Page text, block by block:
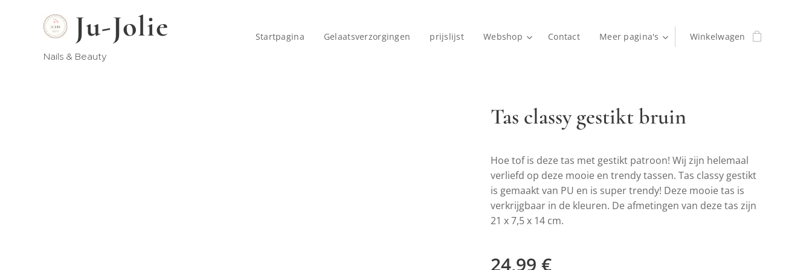
Ju-Jolie
Nails & Beauty
Startpagina Gelaatsverzorgingen prijslijst Webshop Contact Meer pagina's Winkelwagen
Tas classy gestikt bruin
Hoe tof is deze tas met gestikt patroon! Wij zijn helemaal
verliefd op deze mooie en trendy tassen. Tas classy gestikt
is gemaakt van PU en is super trendy! Deze mooie tas is
verkrijgbaar in de kleuren. De afmetingen van deze tas zijn
21 x 7,5 x 14 cm.
24,99 €